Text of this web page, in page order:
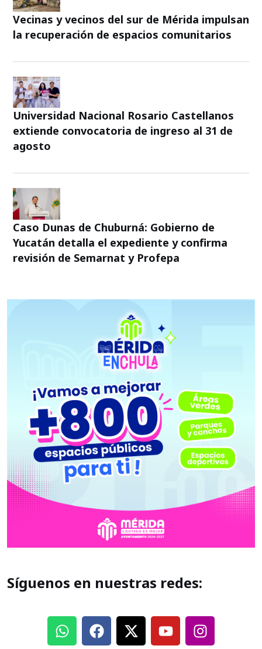
Vecinas y vecinos del sur de Mérida impulsan
la recuperación de espacios comunitarios
Universidad Nacional Rosario Castellanos
extiende convocatoria de ingreso al 31 de
agosto
Caso Dunas de Chuburná: Gobierno de
Yucatán detalla el expediente y confirma
revisión de Semarnat y Profepa
Síguenos en nuestras redes: